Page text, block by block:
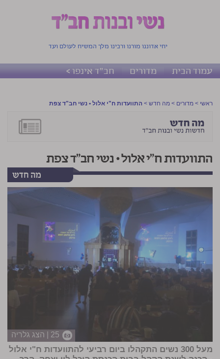
יחי אדוננו מורנו ורבינו מלך המשיח לעולם ועד
עמוד הבית מדורים חב"ד אינפו >
ראשי > מדורים > מה חדש > התוועדות ח"י אלול • נשי חב"ד צפת
התוועדות ח"י אלול • נשי חב"ד צפת
25 | הצג גלריה
מעל 300 נשים התקהלו ביום רביעי להתוועדות ח"י אלול